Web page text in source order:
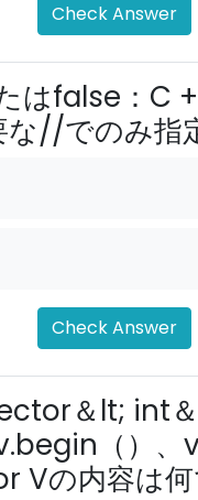
Check Answer
はfalse：C
な//でのみ指
Check Answer
＆lt; int
（）、
Vの内容は何